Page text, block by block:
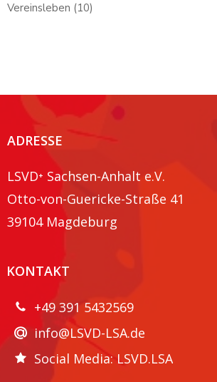
Vereinsleben (10)
ADRESSE
LSVD⁺ Sachsen-Anhalt e.V.
Otto-von-Guericke-Straße 41
39104 Magdeburg
KONTAKT
+49 391 5432569
info@LSVD-LSA.de
Social Media: LSVD.LSA